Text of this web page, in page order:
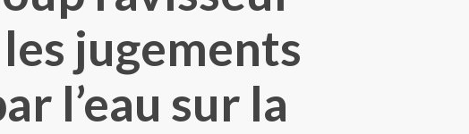
jugements
l’eau sur la